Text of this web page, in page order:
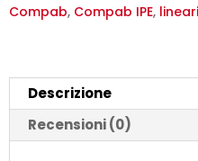
-
Personalizzabile
quantità
Compab, Compab IPE, lineari
Descrizione
Recensioni (0)